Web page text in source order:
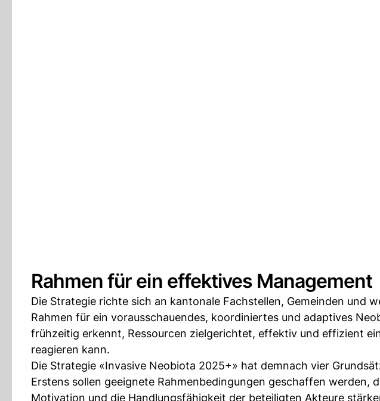
Rahmen für ein effektives Management
Die Strategie richte sich an kantonale Fachstellen, Gemeinden und
Rahmen für ein vorausschauendes, koordiniertes und adaptives
frühzeitig erkennt, Ressourcen zielgerichtet, effektiv und effizient
reagieren kann.
Die Strategie «Invasive Neobiota 2025+» hat demnach vier
Erstens sollen geeignete Rahmenbedingungen geschaffen werden,
Motivation und die Handlungsfähigkeit der beteiligten Akteure